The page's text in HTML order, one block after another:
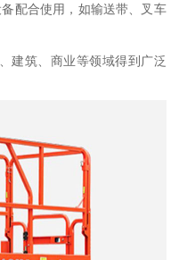
配合使用，如输送带、叉车
建筑、商业等领域得到广泛